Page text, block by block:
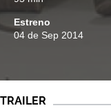
Estreno
04 de Sep 2014
TRAILER